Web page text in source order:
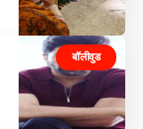
बॉलीवुड